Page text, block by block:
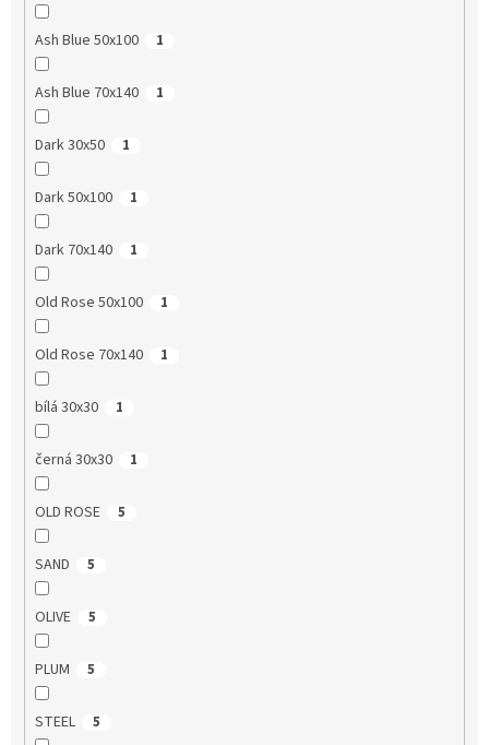
Ash Blue 50x100 1
Ash Blue 70x140 1
Dark 30x50 1
Dark 50x100 1
Dark 70x140 1
Old Rose 50x100 1
Old Rose 70x140 1
bílá 30x30 1
černá 30x30 1
OLD ROSE 5
SAND 5
OLIVE 5
PLUM 5
STEEL 5